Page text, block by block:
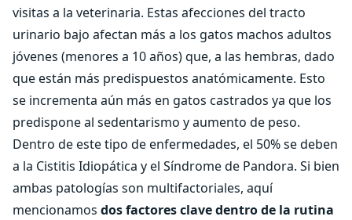
visitas a la veterinaria. Estas afecciones del tracto
urinario bajo afectan más a los gatos machos adultos
jóvenes (menores a 10 años) que, a las hembras, dado
que están más predispuestos anatómicamente. Esto
se incrementa aún más en gatos castrados ya que los
predispone al sedentarismo y aumento de peso.
Dentro de este tipo de enfermedades, el 50% se deben
a la Cistitis Idiopática y el Síndrome de Pandora. Si bien
ambas patologías son multifactoriales, aquí
mencionamos dos factores clave dentro de la rutina